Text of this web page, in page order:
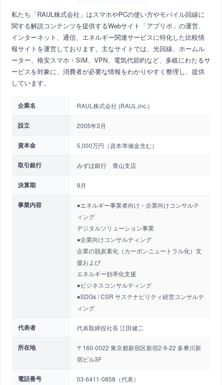
私たち「RAUL株式会社」はスマホやPCの使い方やモバイル回線に
関する解説コンテンツを提供するWebサイト「アプリポ」の運営、
インターネット、通信、エネルギー関連サービスに特化した比較情
報サイトを運営しております。主なサイトでは、光回線、ホームル
ーター、格安スマホ・SIM、VPN、電気代節約など、多岐にわたるサ
ービスを対象に、消費者が必要な情報をわかりやすく整理し、提供
しています。
企業名 RAUL株式会社 (RAUL,inc.)
設立 2005年3月
資本金 5,000万円（資本準備金含む）
取引銀行 みずほ銀行 青山支店
決算期 9月
事業内容
●エネルギー事業者向け・企業向けコンサルテ
ィング
デジタルソリューション事業
●企業向けコンサルティング
企業の脱炭素化（カーボンニュートラル化）支
援および
エネルギー効率化支援
●ビジネスコンサルティング
●SDGs / CSR サステナビリティ経営コンサルテ
ィング
代表者 代表取締役社長 江田健二
所在地
〒160-0022 東京都新宿区新宿2-9-22 多摩川新
宿ビル3F
電話番号 03-6411-0858（代表）